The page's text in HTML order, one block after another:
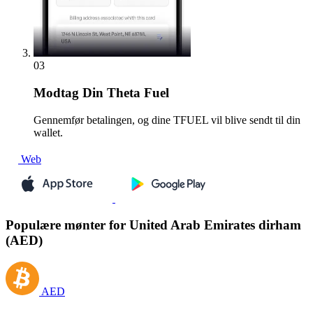
03
Modtag Din Theta Fuel
Gennemfør betalingen, og dine TFUEL vil blive sendt til din
wallet.
Web
Populære mønter for United Arab Emirates dirham
(AED)
AED